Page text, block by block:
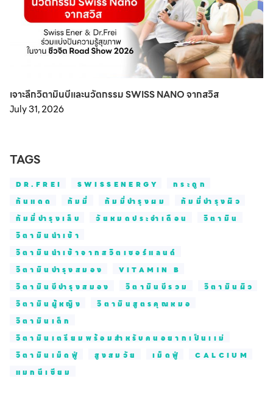
เจาะลึกวิตามินบีและนวัตกรรม SWISS NANO จากสวิส
July 31, 2026
TAGS
DR.FREI SWISSENERGY
กระดูก
กันแดด
กัมมี่ กัมมี่บำรุงผม
กัมมี่บำรุงผิว
กัมมี่บำรุงเล็บ
วัยหมดประจำเดือน
วิตามิน
วิตามินนำเข้า
วิตามินนำเข้าจากสวิตเซอร์แลนด์
วิตามินบำรุงสมอง
VITAMIN B
วิตามินบีบำรุงสมอง
วิตามินบีรวม
วิตามินผิว
วิตามินผู้หญิง
วิตามินสูตรคุณหมอ
วิตามินเด็ก
วิตามินเตรียมพร้อมสำหรับคนอยากเป็นเเม่
วิตามินเม็ดฟู่
สูงสมวัย เม็ดฟู่
CALCIUM
แมกนีเซียม